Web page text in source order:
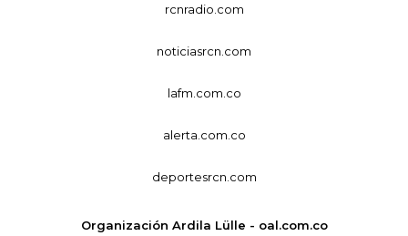
rcnradio.com
noticiasrcn.com
lafm.com.co
alerta.com.co
deportesrcn.com
Organización Ardila Lülle - oal.com.co